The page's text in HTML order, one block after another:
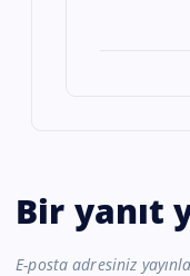
Bir yanıt
E-posta adresiniz